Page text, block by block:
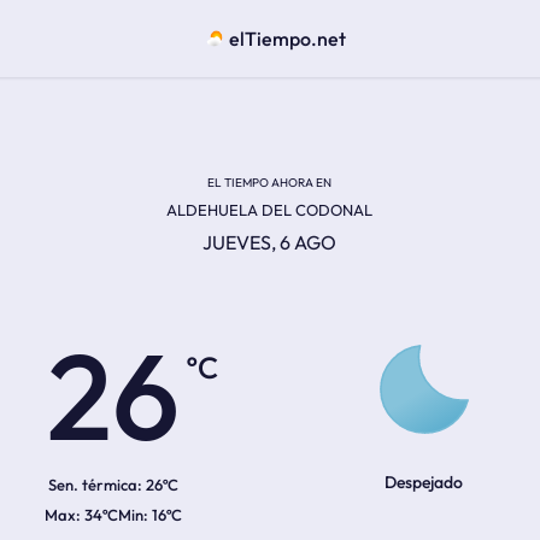
elTiempo.net
EL TIEMPO AHORA EN
ALDEHUELA DEL CODONAL
JUEVES, 6 AGO
26
Sen. térmica: 26ºC
34ºC 16ºC
Despejado